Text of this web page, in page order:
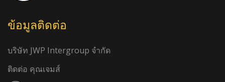
ข้อมูลติดต่อ
บริษัท JWP Intergroup จำกัด
ติดต่อ คุณเจมส์